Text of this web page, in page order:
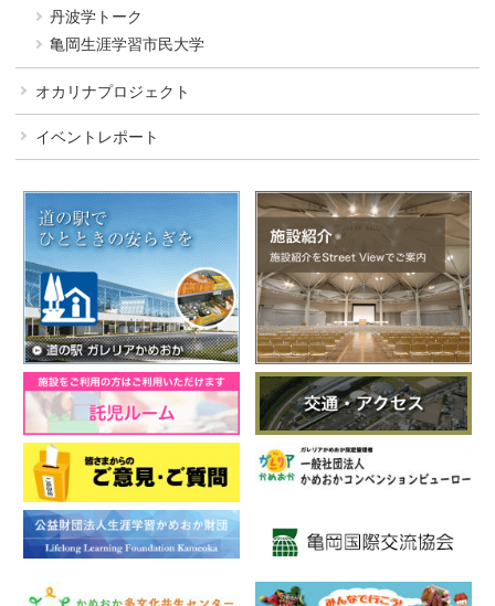
丹波学トーク
亀岡生涯学習市民大学
オカリナプロジェクト
イベントレポート